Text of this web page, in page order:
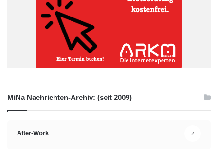
MiNa Nachrichten-Archiv: (seit 2009)
After-Work 2